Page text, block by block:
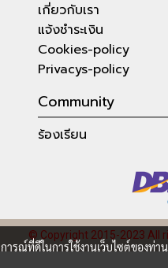
เกี่ยวกับเรา
แจ้งชำระเงิน
Cookies-policy
Privacys-policy
Community
ร้องเรียน
© Copyright 2015-2023 All
รณ์ที่ดีในการใช้งานเว็บไซต์ของท่า